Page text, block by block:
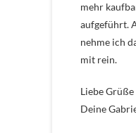
mehr
aufgeführt.
nehme ich
mit rein.
Liebe
Deine